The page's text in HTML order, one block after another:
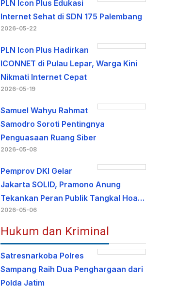
PLN Icon Plus Edukasi
Internet Sehat di SDN 175 Palembang
2026-05-22
PLN Icon Plus Hadirkan
ICONNET di Pulau Lepar, Warga Kini
Nikmati Internet Cepat
2026-05-19
Samuel Wahyu Rahmat
Samodro Soroti Pentingnya
Penguasaan Ruang Siber
2026-05-08
Pemprov DKI Gelar
Jakarta SOLID, Pramono Anung
Tekankan Peran Publik Tangkal Hoa…
2026-05-06
Hukum dan Kriminal
Satresnarkoba Polres
Sampang Raih Dua Penghargaan dari
Polda Jatim